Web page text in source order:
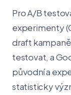
Pro A/B
experimenty
draft
testovat, a
původní a
statisticky